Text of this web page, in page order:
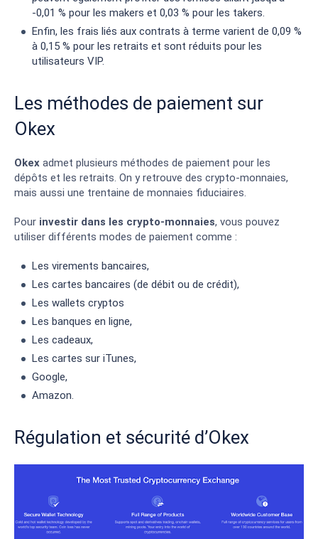
-0,01 % pour les makers et 0,03 % pour les takers.
Enfin, les frais liés aux contrats à terme varient de 0,09 %
à 0,15 % pour les retraits et sont réduits pour les
utilisateurs VIP.
Les méthodes de paiement sur
Okex
Okex admet plusieurs méthodes de paiement pour les
dépôts et les retraits. On y retrouve des crypto-monnaies,
mais aussi une trentaine de monnaies fiduciaires.
Pour investir dans les crypto-monnaies, vous pouvez
utiliser différents modes de paiement comme :
Les virements bancaires,
Les cartes bancaires (de débit ou de crédit),
Les wallets cryptos
Les banques en ligne,
Les cadeaux,
Les cartes sur iTunes,
Google,
Amazon.
Régulation et sécurité d’Okex